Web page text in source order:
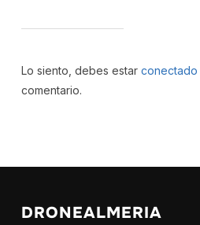
Lo siento, debes estar conectado
comentario.
DRONEALMERIA